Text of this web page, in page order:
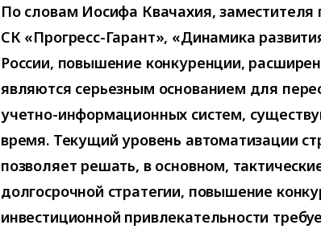
По словам Иосифа Квачахия, заместителя
СК «Прогресс-Гарант», «Динамика
России, повышение конкуренции,
являются серьезным основанием для
учетно-информационных систем,
время. Текущий уровень автоматизации
позволяет решать, в основном,
долгосрочной стратегии, повышение
инвестиционной привлекательности